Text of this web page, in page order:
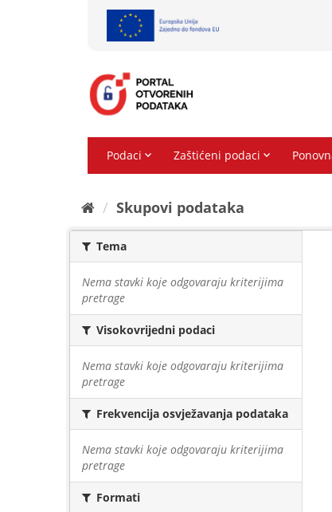
Skupovi podаtаkа
Tema
Nema stavki koje odgovaraju kriterijima
pretrage
Visokovrijedni podaci
Nema stavki koje odgovaraju kriterijima
pretrage
Frekvencija osvježavanja podataka
Nema stavki koje odgovaraju kriterijima
pretrage
Formati